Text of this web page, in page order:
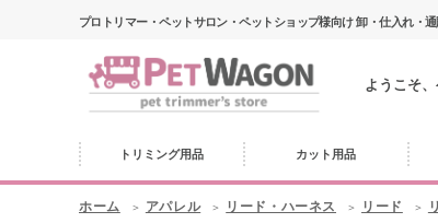
プロトリマー・ペットサロン・ペットショップ様向け 卸・仕入れ・通
ようこそ
トリミング用品 カット用品
ホーム アパレル リード・ハーネス リード